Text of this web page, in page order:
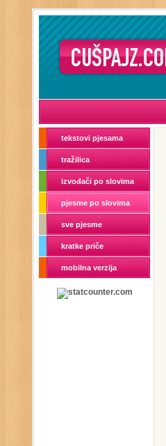
tekstovi pjesama
tražilica
izvođači po slovima
pjesme po slovima
sve pjesme
kratke priče
mobilna verzija